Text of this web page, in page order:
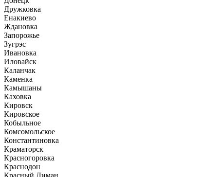
Дружковка
Енакиево
Ждановка
Запорожье
Зугрэс
Ивановка
Иловайск
Каланчак
Каменка
Камышаны
Каховка
Кировск
Кировское
Кобыльное
Комсомольское
Константиновка
Краматорск
Красногоровка
Краснодон
Красный Лиман